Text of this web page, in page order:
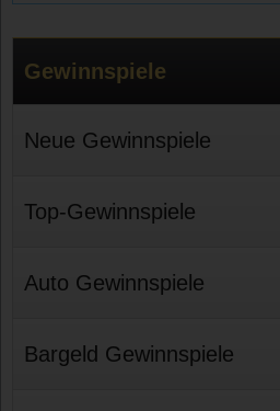
Gewinnspiele
Neue Gewinnspiele
Top-Gewinnspiele
Auto Gewinnspiele
Bargeld Gewinnspiele